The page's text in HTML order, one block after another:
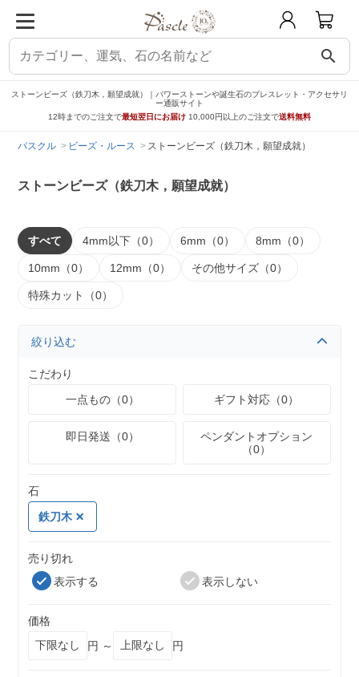
search
ストーンビーズ（鉄刀木，願望成就）｜パワーストーンや誕生石のブレスレット・アクセサリ
ー通販サイト
12時までのご注文で最短翌日にお届け 10,000円以上のご注文で送料無料
パスクル ビーズ・ルース ストーンビーズ（鉄刀木，願望成就）
ストーンビーズ（鉄刀木，願望成就）
すべて 4mm以下（0） 6mm（0） 8mm（0）
10mm（0） 12mm（0） その他サイズ（0）
特殊カット（0）
絞り込む
こだわり
一点もの（0）
ギフト対応（0）
即日発送（0）
ペンダントオプション
（0）
石
鉄刀木
売り切れ
表示する
表示しない
価格
円 ～
円